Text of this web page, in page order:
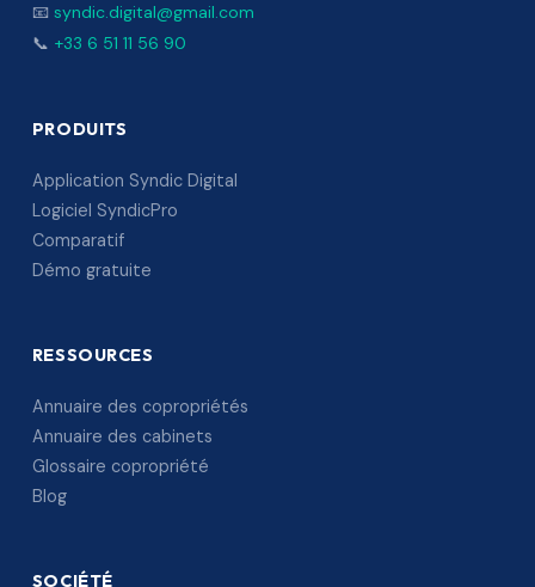
📧 syndic.digital@gmail.com
📞 +33 6 51 11 56 90
PRODUITS
Application Syndic Digital
Logiciel SyndicPro
Comparatif
Démo gratuite
RESSOURCES
Annuaire des copropriétés
Annuaire des cabinets
Glossaire copropriété
Blog
SOCIÉTÉ